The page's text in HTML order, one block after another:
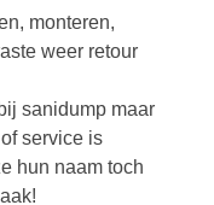
monteren,
weer retour
sanidump maar
service is
hun naam toch